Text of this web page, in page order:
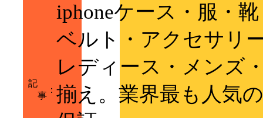
記
事
：
iphoneケース・服・
ベルト・アクセサリ
レディース・メンズ
揃え。業界最も人気